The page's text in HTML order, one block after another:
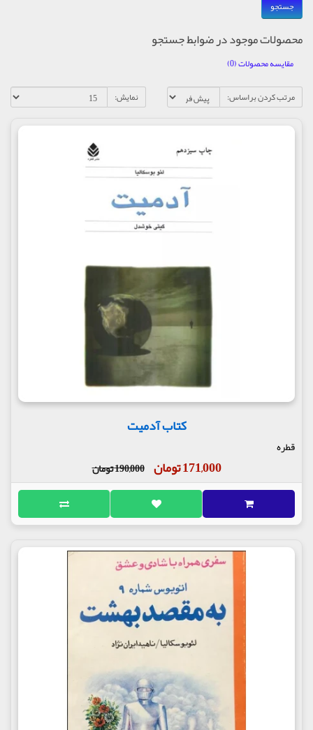
محصولات موجود در ضوابط جستجو
مقایسه محصولات (0)
مرتب کردن براساس:
نمایش:
کتاب آدمیت
قطره
171,000 تومان 190,000 تومان